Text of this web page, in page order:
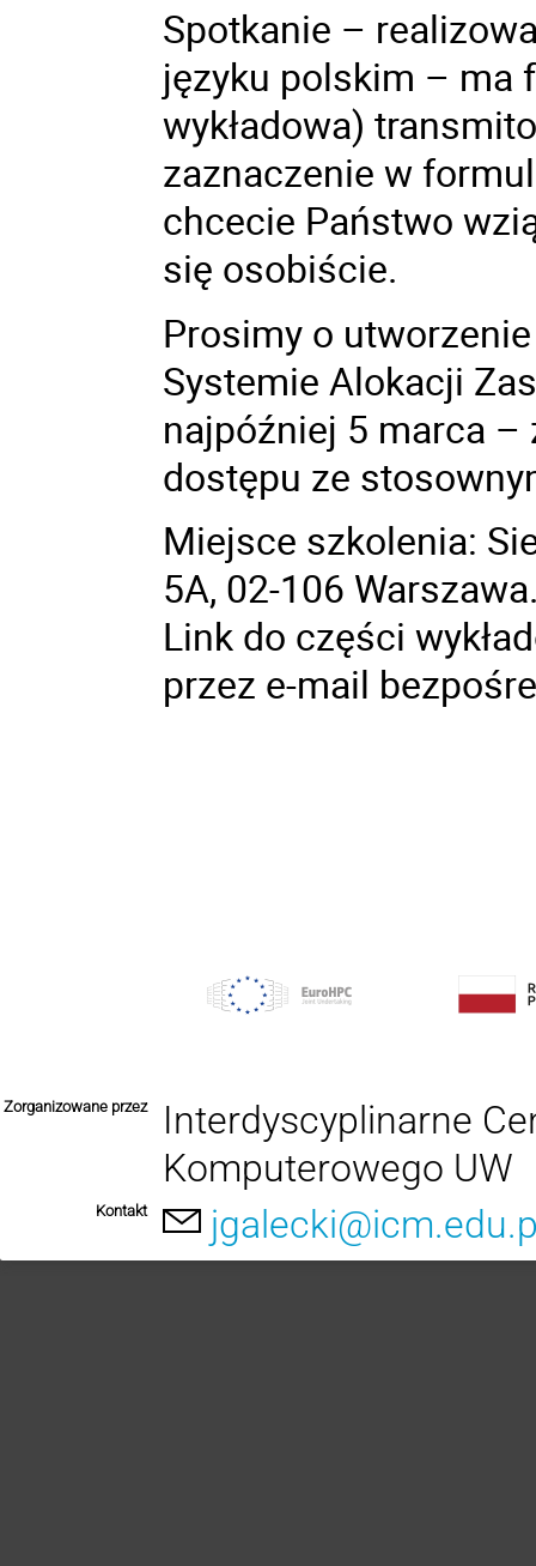
Spotkanie –
języku polskim – ma
wykładowa)
zaznaczenie w
chcecie Państwo
się osobiście.
Prosimy o
Systemie Alokacji
najpóźniej 5 marca
dostępu ze
Miejsce szkolenia:
5A, 02-106
Link do części
przez e-mail
Zorganizowane przez
Interdyscyplinarne
Komputerowego UW
Kontakt